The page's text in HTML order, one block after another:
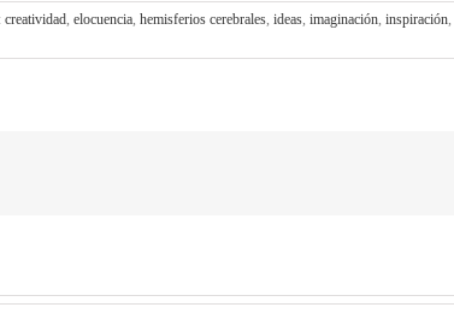
creatividad, elocuencia, hemisferios cerebrales, ideas, imaginación, inspiración,